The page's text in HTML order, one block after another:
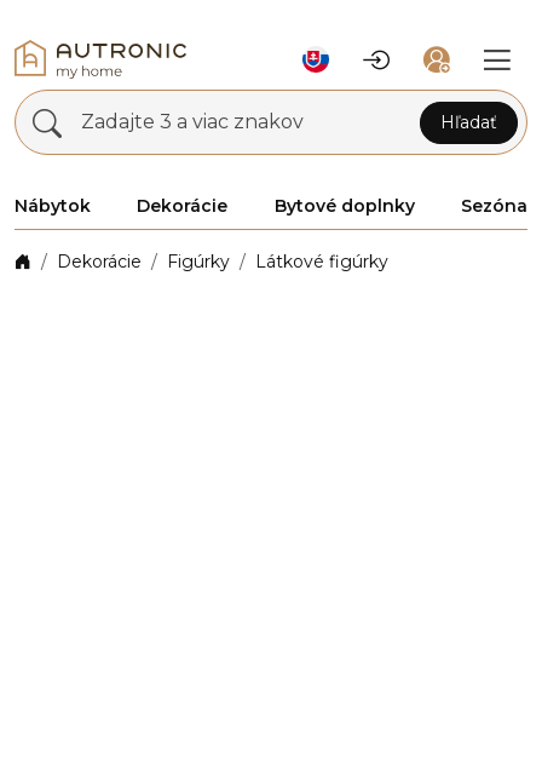
Zadajte 3 a viac znakov Hľadať
Nábytok Dekorácie Bytové doplnky Sezóna
Dekorácie Figúrky Látkové figúrky